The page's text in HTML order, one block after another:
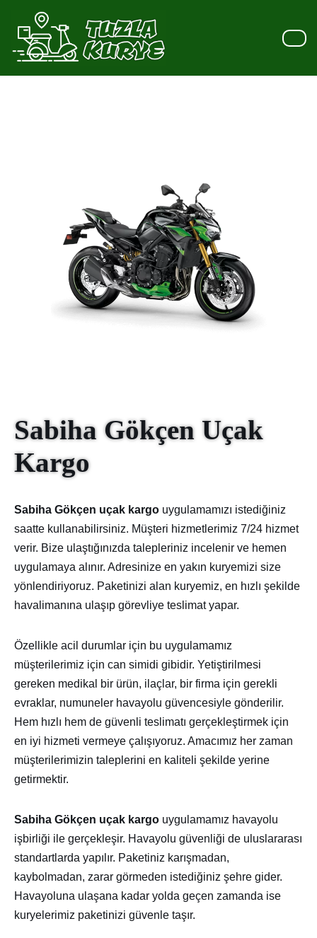
İçeriğe
geç
Sabiha Gökçen Uçak
Kargo
Sabiha Gökçen uçak kargo uygulamamızı istediğiniz
saatte kullanabilirsiniz. Müşteri hizmetlerimiz 7/24 hizmet
verir. Bize ulaştığınızda talepleriniz incelenir ve hemen
uygulamaya alınır. Adresinize en yakın kuryemizi size
yönlendiriyoruz. Paketinizi alan kuryemiz, en hızlı şekilde
havalimanına ulaşıp görevliye teslimat yapar.
Özellikle acil durumlar için bu uygulamamız
müşterilerimiz için can simidi gibidir. Yetiştirilmesi
gereken medikal bir ürün, ilaçlar, bir firma için gerekli
evraklar, numuneler havayolu güvencesiyle gönderilir.
Hem hızlı hem de güvenli teslimatı gerçekleştirmek için
en iyi hizmeti vermeye çalışıyoruz. Amacımız her zaman
müşterilerimizin taleplerini en kaliteli şekilde yerine
getirmektir.
Sabiha Gökçen uçak kargo uygulamamız havayolu
işbirliği ile gerçekleşir. Havayolu güvenliği de uluslararası
standartlarda yapılır. Paketiniz karışmadan,
kaybolmadan, zarar görmeden istediğiniz şehre gider.
Havayoluna ulaşana kadar yolda geçen zamanda ise
kuryelerimiz paketinizi güvenle taşır.